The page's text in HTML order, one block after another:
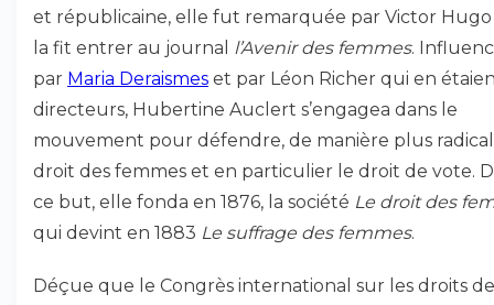
et républicaine, elle fut remarquée par Victor
la fit entrer au journal l’Avenir des femmes.
par Maria Deraismes et par Léon Richer qui en
directeurs, Hubertine Auclert s’engagea dans le
mouvement pour défendre, de manière plus
droit des femmes et en particulier le droit de vote.
ce but, elle fonda en 1876, la société Le droit des
qui devint en 1883 Le suffrage des femmes.
Déçue que le Congrès international sur les droits